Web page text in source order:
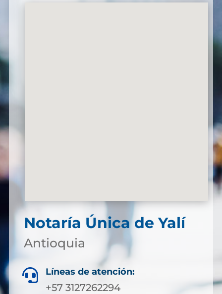
Notaría Única de Yalí
Antioquia
 Líneas de atención:
+57 3127262294